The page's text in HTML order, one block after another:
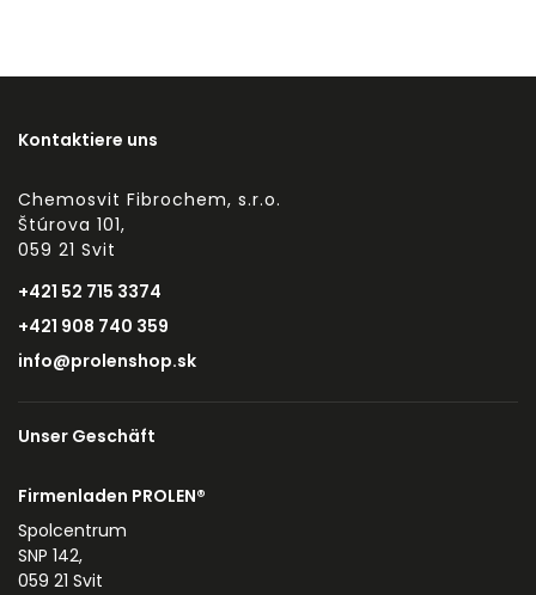
Kontaktiere uns
Chemosvit Fibrochem, s.r.o.
Štúrova 101,
059 21 Svit
+421 52 715 3374
+421 908 740 359
info@prolenshop.sk
Unser Geschäft
Firmenladen PROLEN®
Spolcentrum
SNP 142,
059 21 Svit